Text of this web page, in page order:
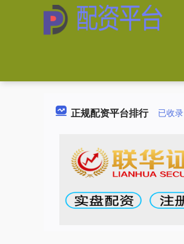
正规配资平台排行 已收录